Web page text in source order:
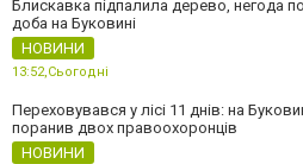
Блискавка підпалила дерево, негода
доба на Буковині
НОВИНИ
13:52, Сьогодні
Переховувався у лісі 11 днів: на
поранив двох правоохоронців
НОВИНИ